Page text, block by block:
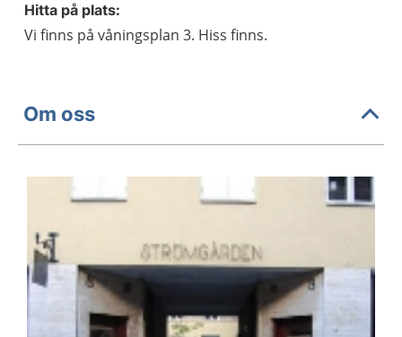
Hitta på plats:
Vi finns på våningsplan 3. Hiss finns.
Om oss